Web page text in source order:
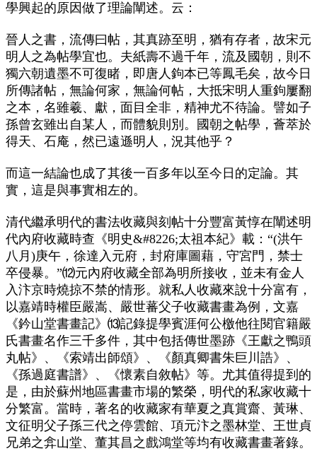
學興起的原因做了理論闡述。云：
晉人之書，流傳曰帖，其真跡至明，猶有存者，故宋元
明人之為帖學宜也。夫紙壽不過千年，流及國朝，則不
獨六朝遺墨不可復睹，即唐人鉤本已等鳳毛矣，故今日
所傳諸帖，無論何家，無論何帖，大抵宋明人重鉤屢翻
之本，名雖羲、獻，面目全非，精神尤不待論。譬如子
孫曾玄雖出自某人，而體貌則別。國朝之帖學，薈萃於
得天、石庵，然已遠遜明人，況其他乎？
而這一結論也成了其後一百多年以至今日的定論。其
實，這是與事實相左的。
清代繼承明代的書法收藏與刻帖十分豐富黃惇在闡述明
代內府收藏時查《明史&#8226;太祖本紀》載：“(洪午
八月)庚午，徐達入元府，封府庫圖藉，守宮門，禁士
卒侵暴。”⑿元內府收藏全部為明所接收，並未有金人
入汴京時燒掠不禁的情形。就私人收藏來說十分富有，
以嘉靖時權臣嚴嵩、嚴世蕃父子收藏書畫為例，文嘉
《鈐山堂書畫記》⒀記錄提學賓涯何公檄他往閱官籍嚴
氏書畫名作三千多件，其中包括傳世墨跡《王獻之鴨頭
丸帖》、《索靖出師頌》、《顏真卿書朱巨川誥》、
《孫過庭書譜》、《懷素自敘帖》等。尤其值得提到的
是，由於蘇州地區書畫市場的繁榮，明代的私家收藏十
分繁富。當時，著名的收藏家有華夏之真賞齋、黃琳、
文征明父子孫三代之停雲館、項元汴之墨林堂、王世貞
兄弟之弇山堂、董其昌之戲鴻堂等均有收藏書畫著錄。